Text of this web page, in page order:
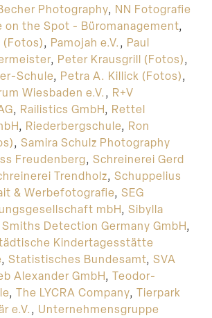
Photography, NN Fotografie
on the Spot - Büromanagement,
(Fotos), Pamojah e.V., Paul
, Peter Krausgrill (Fotos),
Schule, Petra A. Killick (Fotos),
Wiesbaden e.V., R+V
, Railistics GmbH, Rettel
, Riederbergschule, Ron
, Samira Schulz Photography
Freudenberg, Schreinerei Gerd
Trendholz, Schuppelius
& Werbefotografie, SEG
mbH, Sibylla
Smiths Detection Germany GmbH,
Kindertagesstätte
, Statistisches Bundesamt, SVA
Alexander GmbH, Teodor-
, The LYCRA Company, Tierpark
e.V., Unternehmensgruppe